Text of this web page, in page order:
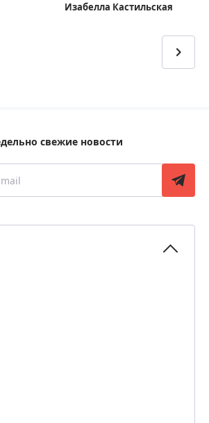
Изабелла Кастильская
свежие новости